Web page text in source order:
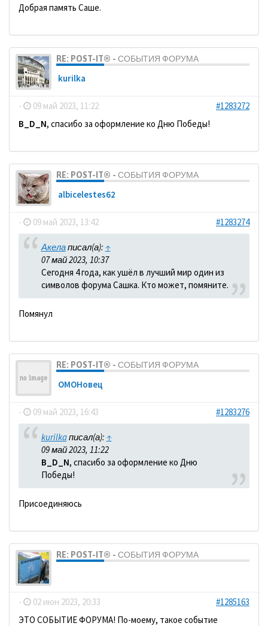
Добрая память Саше.
RE: POST-IT® - СОБЫТИЯ ФОРУМА
kurilka
- 09 май 2023, 11:22
#1283272
B_D_N, спасибо за оформление ко Дню Победы!
RE: POST-IT® - СОБЫТИЯ ФОРУМА
albicelestes62
- 09 май 2023, 13:42 #1283274
Акелаписал(а): ↑
07 май 2023, 10:37
Сегодня 4 года, как ушёл в лучший мир один из
символов форума Сашка. Кто может, помяните.
Помянул
RE: POST-IT® - СОБЫТИЯ ФОРУМА
ОМОНовец
- 09 май 2023, 16:43 #1283276
kurilkaписал(а): ↑
09 май 2023, 11:22
B_D_N, спасибо за оформление ко Дню
Победы!
Присоединяюсь
RE: POST-IT® - СОБЫТИЯ ФОРУМА
- 02 июн 2023, 20:33
#1285163
ЭТО СОБЫТИЕ ФОРУМА! По-моему, такое событие